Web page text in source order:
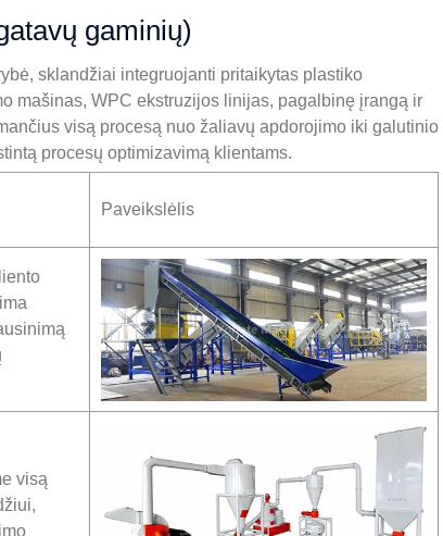
gaminių)
sklandžiai integruojanti pritaikytas plastiko
mašinas, WPC ekstruzijos linijas, pagalbinę įrangą ir
visą procesą nuo žaliavų apdorojimo iki galutinio
procesų optimizavimą klientams.
Paveikslėlis
visą